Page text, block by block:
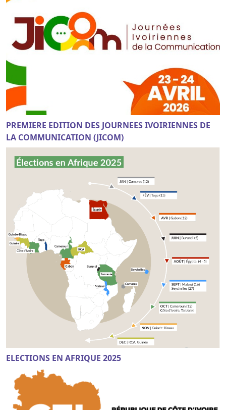
PREMIERE EDITION DES JOURNEES IVOIRIENNES DE
LA COMMUNICATION (JICOM)
ELECTIONS EN AFRIQUE 2025